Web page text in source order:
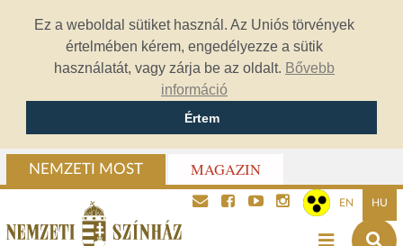
Ez a weboldal sütiket használ. Az Uniós törvények
értelmében kérem, engedélyezze a sütik
használatát, vagy zárja be az oldalt. Bővebb
információ
Értem
NEMZETI MOST MAGAZIN
EN HU